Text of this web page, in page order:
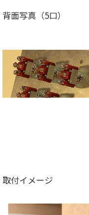
背面写真（5口）
取付イメージ